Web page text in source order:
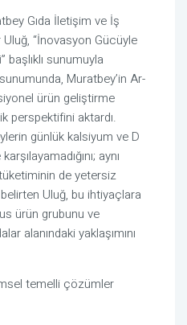
Gıda İletişim ve İş
“İnovasyon Gücüyle
başlıklı sunumuyla
Muratbey’in Ar-
ürün geliştirme
perspektifini aktardı.
günlük kalsiyum ve D
aynı
de yetersiz
belirten Uluğ, bu ihtiyaçlara
ürün grubunu ve
alanındaki yaklaşımını
temelli çözümler